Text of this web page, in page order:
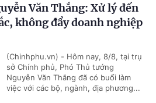
Văn Thắng: Xử lý đến
không đẩy doanh nghiệp
(Chinhphu.vn) - Hôm nay, 8/8, tại trụ
sở Chính phủ, Phó Thủ tướng
Nguyễn Văn Thắng đã có buổi làm
việc với các bộ, ngành, địa phương...